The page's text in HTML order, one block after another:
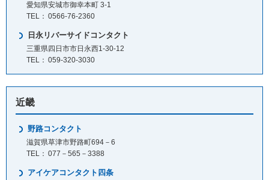
愛知県安城市御幸本町 3-1
0566-76-2360
日永リバーサイドコンタクト
三重県四日市市日永西1-30-12
059-320-3030
近畿
野路コンタクト
滋賀県草津市野路町694－6
077－565－3388
アイケアコンタクト四条